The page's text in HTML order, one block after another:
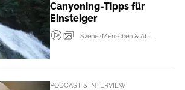
Canyoning-Tipps für
Einsteiger
Szene (Menschen & Abenteur + Events)
PODCAST & INTERVIEW